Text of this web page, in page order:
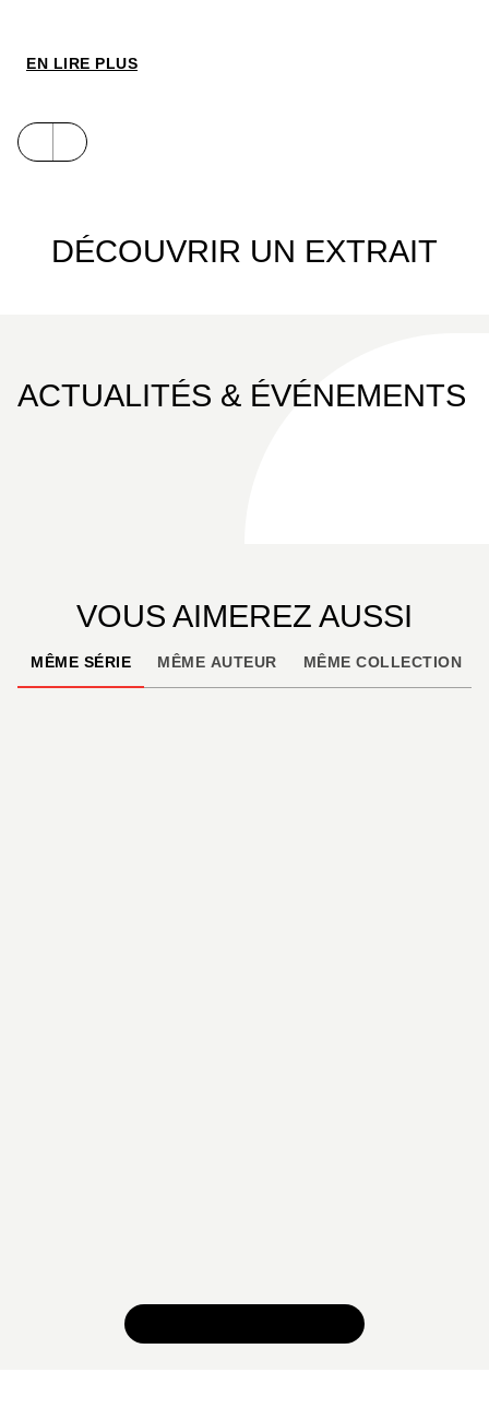
EN LIRE PLUS
DÉCOUVRIR UN EXTRAIT
ACTUALITÉS & ÉVÉNEMENTS
VOUS AIMEREZ AUSSI
MÊME SÉRIE MÊME AUTEUR MÊME COLLECTION